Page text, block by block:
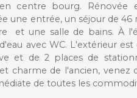
centre bourg. Rénovée
une entrée, un séjour de 46
et une salle de bains. À
avec WC. L'extérieur
et de 2 places de
charme de l'ancien, venez
de toutes les